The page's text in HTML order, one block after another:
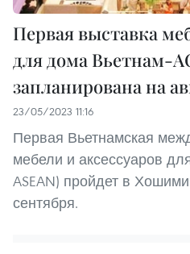
Первая выставка
для дома Вьетнам-
запланирована на
23/05/2023 11:16
Первая Вьетнамская
мебели и аксессуаров
ASEAN) пройдет в
сентября.